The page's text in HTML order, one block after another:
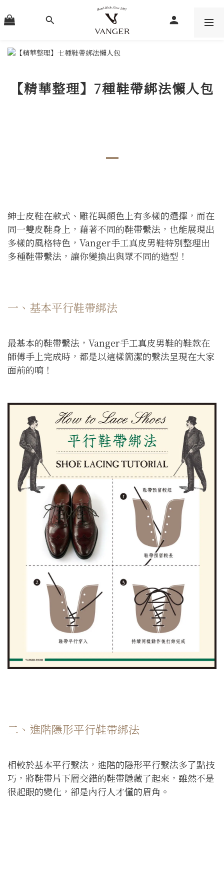
【精華整理】7種鞋帶綁法懶人包
紳士皮鞋在款式、雕花與顏色上有多樣的選擇，而在
同一雙皮鞋身上，藉著不同的鞋帶繫法，也能展現出
多樣的風格特色，Vanger手工真皮男鞋特別整理出
多種鞋帶繫法，讓你變換出與眾不同的造型！
一、基本平行鞋帶綁法
最基本的鞋帶繫法，Vanger手工真皮男鞋的鞋款在
師傅手上完成時，都是以這樣簡潔的繫法呈現在大家
面前的唷！
二、進階隱形平行鞋帶綁法
相較於基本平行繫法，進階的隱形平行繫法多了點技
巧，將鞋帶片下層交錯的鞋帶隱藏了起來，雖然不是
很起眼的變化，卻是內行人才懂的眉角。